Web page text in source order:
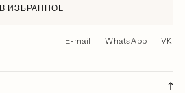
В ИЗБРАННОЕ
E-mail WhatsApp VK